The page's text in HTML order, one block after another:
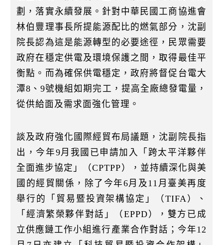
劃，落實永續發展。針對中華民國工商協進會
林伯豐理事長所提能源配比的燃氣部分，沈副
院長認為這是能源轉型的必要途徑，民眾需要
政府在穩定供電及環境保護之間，取得最佳平
衡點。而為確保供電穩定，政府將督促台電大
潭8、9號機組如期完工，提高全廠總發電量，
從供給面及需求面強化管理。
談及政府強化國際經貿布局議題，沈副院長指
出，今年9月我國已申請加入「跨太平洋夥伴
全面進步協定」（CPTPP），並持續深化與美
國的經貿關係，除了今年6月及11月臺美再度
舉行的「貿易暨投資架構協定」（TIFA）、
「經濟繁榮夥伴對話」（EPPD），雙方已成
立供應鏈工作小組進行產業合作對話；今年12